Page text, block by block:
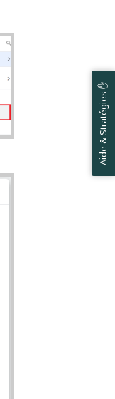
Aide & Stratégies ✋